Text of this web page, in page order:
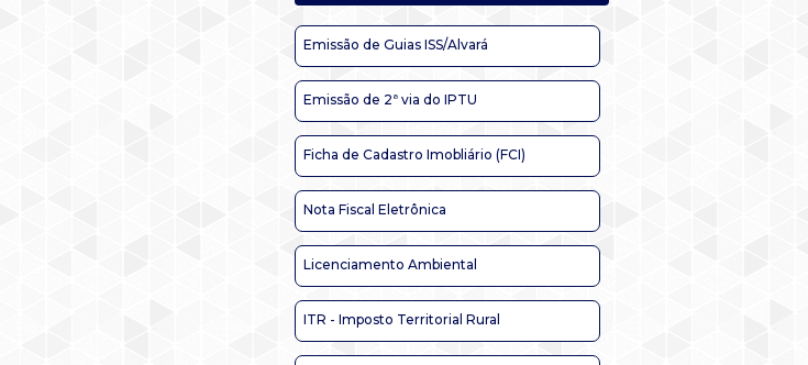
Emissão de Guias ISS/Alvará
Emissão de 2ª via do IPTU
Ficha de Cadastro Imobliário (FCI)
Nota Fiscal Eletrônica
Licenciamento Ambiental
ITR - Imposto Territorial Rural